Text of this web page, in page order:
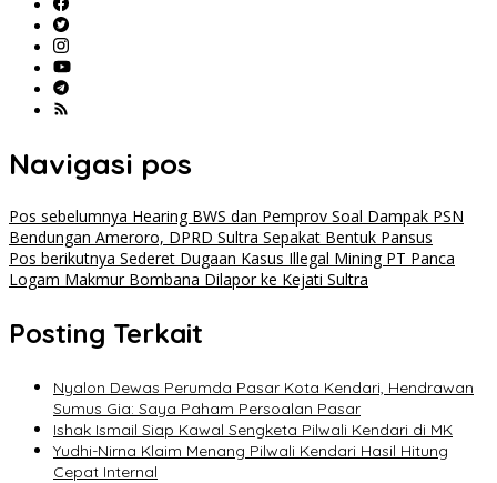
Navigasi pos
Pos sebelumnya Hearing BWS dan Pemprov Soal Dampak PSN
Bendungan Ameroro, DPRD Sultra Sepakat Bentuk Pansus
Pos berikutnya Sederet Dugaan Kasus Illegal Mining PT Panca
Logam Makmur Bombana Dilapor ke Kejati Sultra
Posting Terkait
Nyalon Dewas Perumda Pasar Kota Kendari, Hendrawan
Sumus Gia: Saya Paham Persoalan Pasar
Ishak Ismail Siap Kawal Sengketa Pilwali Kendari di MK
Yudhi-Nirna Klaim Menang Pilwali Kendari Hasil Hitung
Cepat Internal